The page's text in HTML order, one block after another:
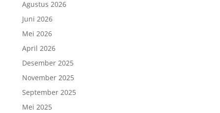
Agustus 2026
Juni 2026
Mei 2026
April 2026
Desember 2025
November 2025
September 2025
Mei 2025